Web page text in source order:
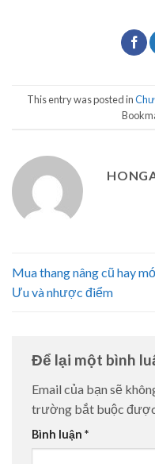
This entry was posted in
Mua thang nâng cũ hay
Ưu và nhược điểm
Để lại một bình
Email của bạn sẽ
trường bắt buộc được
Bình luận *